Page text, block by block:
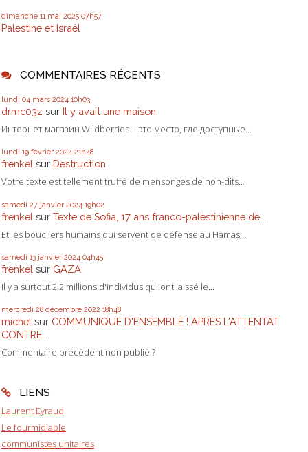
dimanche 11 mai 2025 07h57
Palestine et Israél
COMMENTAIRES RÉCENTS
lundi 04 mars 2024 10h03
drmc03z sur Il y avait une maison
Интернет-магазин Wildberries – это место, где доступные...
lundi 19 février 2024 21h48
frenkel sur Destruction
Votre texte est tellement truffé de mensonges de non-dits...
samedi 27 janvier 2024 19h02
frenkel sur Texte de Sofia, 17 ans franco-palestinienne de...
Et les boucliers humains qui servent de défense au Hamas,...
samedi 13 janvier 2024 04h45
frenkel sur GAZA
Il y a surtout 2,2 millions d'individus qui ont laissé le...
mercredi 28 décembre 2022 18h48
michel sur COMMUNIQUE D'ENSEMBLE ! APRES L'ATTENTAT
CONTRE...
Commentaire précédent non publié ?
LIENS
Laurent Eyraud
Le fourmidiable
communistes unitaires